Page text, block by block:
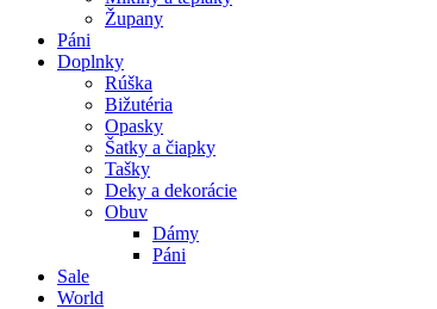
Župany
Páni
Doplnky
Rúška
Bižutéria
Opasky
Šatky a čiapky
Tašky
Deky a dekorácie
Obuv
Dámy
Páni
Sale
World